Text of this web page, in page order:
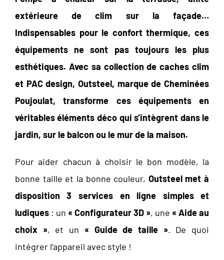
extérieure de clim sur la façade…
Indispensables pour le confort thermique, ces
équipements ne sont pas toujours les plus
esthétiques. Avec sa collection de caches clim
et PAC design, Outsteel, marque de Cheminées
Poujoulat, transforme ces équipements en
véritables éléments déco qui s’intègrent dans le
jardin, sur le balcon ou le mur de la maison.
Pour aider chacun à choisir le bon modèle, la
bonne taille et la bonne couleur, Outsteel met à
disposition 3 services en ligne simples et
ludiques: un « Configurateur 3D », une « Aide au
choix », et un « Guide de taille ». De quoi
intégrer l’appareil avec style !